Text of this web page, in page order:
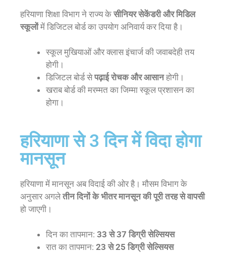
हरियाणा शिक्षा विभाग ने राज्य के सीनियर सेकेंडरी और मिडिल
स्कूलोंमें डिजिटल बोर्ड का उपयोग अनिवार्य कर दिया है।
स्कूल मुखियाओं और क्लास इंचार्ज की जवाबदेही तय
होगी।
डिजिटल बोर्ड सेपढ़ाई रोचक और आसानहोगी।
खराब बोर्ड की मरम्मत का जिम्मा स्कूल प्रशासन का
होगा।
हरियाणा से 3 दिन में विदा होगा
मानसून
हरियाणा में मानसून अब विदाई की ओर है। मौसम विभाग के
अनुसार अगलेतीन दिनों के भीतर मानसून की पूरी तरह से वापसी
हो जाएगी।
दिन का तापमान: 33 से 37 डिग्री सेल्सियस
रात का तापमान: 23 से 25 डिग्री सेल्सियस